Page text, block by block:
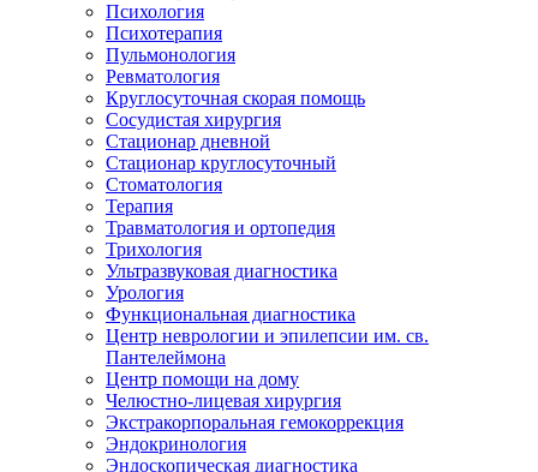
Психология
Психотерапия
Пульмонология
Ревматология
Круглосуточная скорая помощь
Сосудистая хирургия
Стационар дневной
Стационар круглосуточный
Стоматология
Терапия
Травматология и ортопедия
Трихология
Ультразвуковая диагностика
Урология
Функциональная диагностика
Центр неврологии и эпилепсии им. св.
Пантелеймона
Центр помощи на дому
Челюстно-лицевая хирургия
Экстракорпоральная гемокоррекция
Эндокринология
Эндоскопическая диагностика